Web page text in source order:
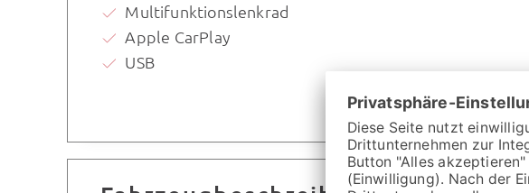
Multifunktionslenkrad
Apple CarPlay
USB